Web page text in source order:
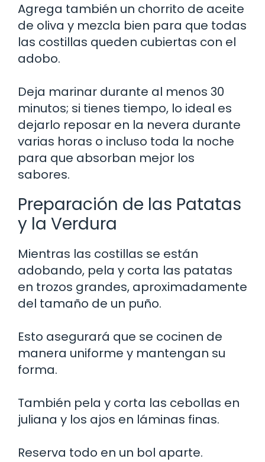
Agrega también un chorrito de aceite
de oliva y mezcla bien para que todas
las costillas queden cubiertas con el
adobo.
Deja marinar durante al menos 30
minutos; si tienes tiempo, lo ideal es
dejarlo reposar en la nevera durante
varias horas o incluso toda la noche
para que absorban mejor los
sabores.
Preparación de las Patatas
y la Verdura
Mientras las costillas se están
adobando, pela y corta las patatas
en trozos grandes, aproximadamente
del tamaño de un puño.
Esto asegurará que se cocinen de
manera uniforme y mantengan su
forma.
También pela y corta las cebollas en
juliana y los ajos en láminas finas.
Reserva todo en un bol aparte.